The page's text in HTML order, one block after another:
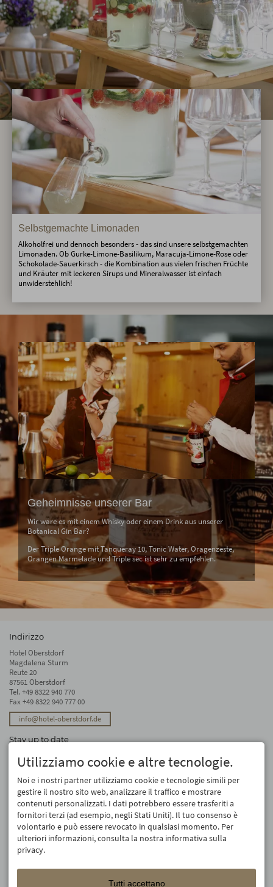
Selbstgemachte Limonaden
Alkoholfrei und dennoch besonders - das sind unsere selbstgemachten
Limonaden. Ob Gurke-Limone-Basilikum, Maracuja-Limone-Rose oder
Schokolade-Sauerkirsch - die Kombination aus vielen frischen Früchte
und Kräuter mit leckeren Sirups und Mineralwasser ist einfach
unwiderstehlich!
Geheimnisse unserer Bar
Wir wäre es mit einem Whisky oder einem Drink aus unserer
Botanical Gin Bar?
Der Triple Orange mit Tanqueray 10, Tonic Water, Oragenzeste,
Orangen Marmelade und Triple sec ist sehr zu empfehlen.
Indirizzo
Hotel Oberstdorf
Magdalena Sturm
Reute 20
87561 Oberstdorf
Tel. +49 8322 940 770
Fax +49 8322 940 777 00
info@hotel-oberstdorf.de
Stay up to date
We will not forward your email address. And we don’t like spam, either. We
promise! You can unsubscribe at any time.
Registro
Utilizziamo cookie e altre tecnologie.
Noi e i nostri partner utilizziamo cookie e tecnologie simili per
gestire il nostro sito web, analizzare il traffico e mostrare
contenuti personalizzati. I dati potrebbero essere trasferiti a
fornitori terzi (ad esempio, negli Stati Uniti). Il tuo consenso è
volontario e può essere revocato in qualsiasi momento. Per
ulteriori informazioni, consulta la nostra informativa sulla
privacy.
Tutti accettano